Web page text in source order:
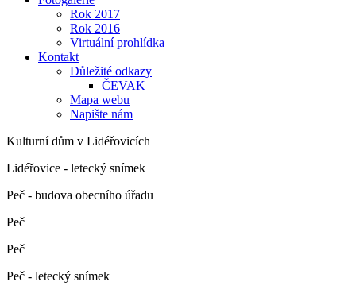
Rok 2017
Rok 2016
Virtuální prohlídka
Kontakt
Důležité odkazy
ČEVAK
Mapa webu
Napište nám
Kulturní dům v Lidéřovicích
Lidéřovice - letecký snímek
Peč - budova obecního úřadu
Peč
Peč
Peč - letecký snímek